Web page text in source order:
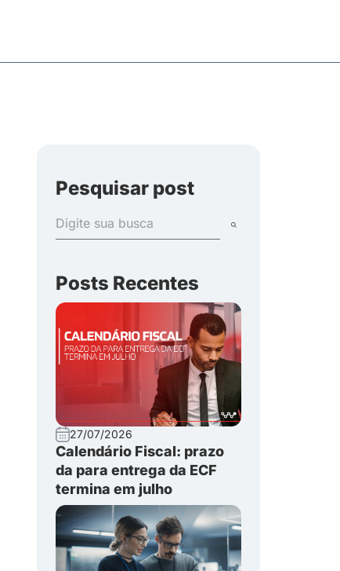
Pesquisar post
Posts Recentes
27/07/2026
Calendário Fiscal: prazo
da para entrega da ECF
termina em julho